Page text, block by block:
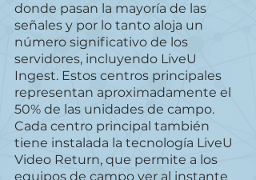
donde pasan la mayoría de las
señales y por lo tanto aloja un
número significativo de los
servidores, incluyendo LiveU
Ingest. Estos centros principales
representan aproximadamente el
50% de las unidades de campo.
Cada centro principal también
tiene instalada la tecnología LiveU
Video Return, que permite a los
equipos de campo ver al instante